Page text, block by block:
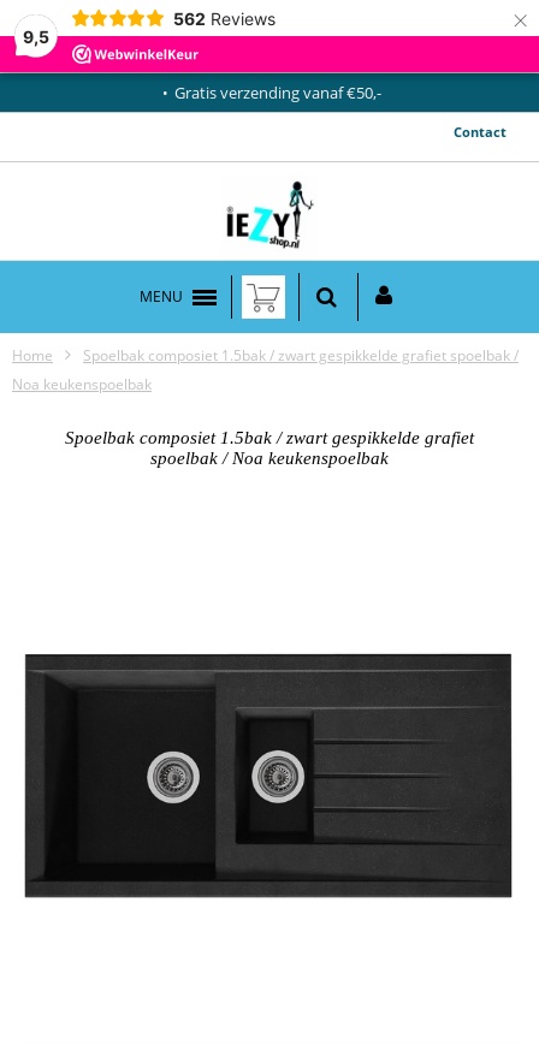
9,5
562 Reviews ×
Gratis verzending vanaf €50,-
Contact
MENU
Home
Spoelbak composiet 1.5bak / zwart gespikkelde grafiet spoelbak /
Noa keukenspoelbak
Spoelbak composiet 1.5bak / zwart gespikkelde grafiet
spoelbak / Noa keukenspoelbak